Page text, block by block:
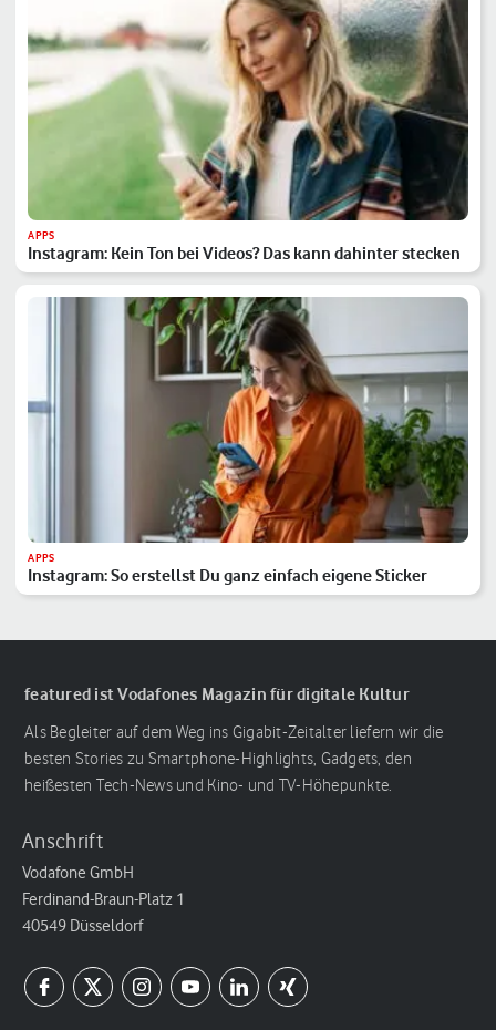
APPS
Instagram: Kein Ton bei Videos? Das kann dahinter stecken
APPS
Instagram: So erstellst Du ganz einfach eigene Sticker
featured ist Vodafones Magazin für digitale Kultur
Als Begleiter auf dem Weg ins Gigabit-Zeitalter liefern wir die
besten Stories zu Smartphone-Highlights, Gadgets, den
heißesten Tech-News und Kino- und TV-Höhepunkte.
Anschrift
Vodafone GmbH
Ferdinand-Braun-Platz 1
40549 Düsseldorf